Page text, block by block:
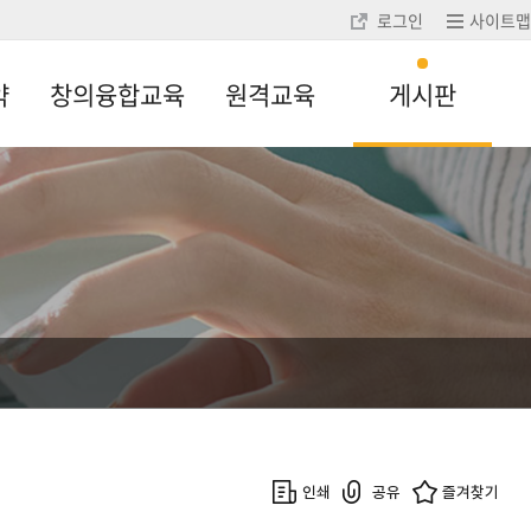
로그인 사이트맵
창의융합교육 원격교육 게시판
인쇄 공유 즐겨찾기